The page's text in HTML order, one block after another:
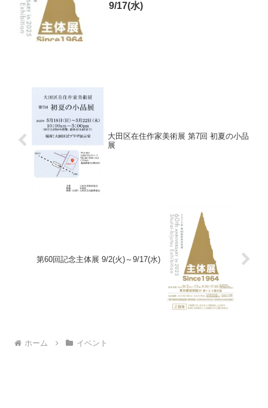
9/17(水)
大田区在住作家美術展 第7回 初夏の小品
展
第60回記念主体展 9/2(火)～9/17(水)
ホーム イベント